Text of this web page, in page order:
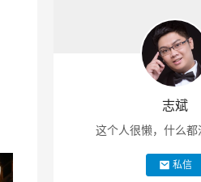
志斌
这个人很懒，什么
私信